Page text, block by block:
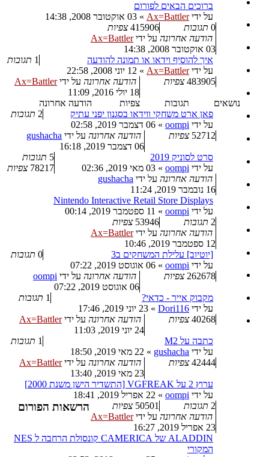
ברוכים הבאים לפורום
על ידיAx=Battler
» 03 אוקטובר 2008, 14:38
0 תגובות 415906 צפיות
הודעה אחרונה על ידיAx=Battler
03 אוקטובר 2008, 14:38
איך להוסיף וידאו או תמונה להודעה
על ידיAx=Battler
» 12 יוני 2008, 22:58
1 תגובות
483905 צפיות הודעה אחרונה על ידיAx=Battler
18 יולי 2016, 11:09
נושאים
תגובות צפיות
הודעה אחרונה
פאן ארט משחקי ווידאו בסגנון יפני עתיק
על ידי oompi
» 06 דצמבר 2019, 02:58
2 תגובות
52712 צפיות הודעה אחרונה על ידי gushacha
06 דצמבר 2019, 16:18
סרט לסוניק 2019
על ידי oompi
» 03 מאי 2019, 02:36
5 תגובות
78217 צפיות
הודעה אחרונה על ידי gushacha
16 נובמבר 2019, 11:24
Nintendo Interactive Retail Store Displays
על ידי oompi
» 11 ספטמבר 2019, 00:14
2 תגובות 53946 צפיות
הודעה אחרונה על ידיAx=Battler
12 ספטמבר 2019, 10:46
[יוטיוב] עלילת המשחקים ב3
על ידי oompi
» 06 אוגוסט 2019, 07:22
0 תגובות
262678 צפיות הודעה אחרונה על ידי oompi
06 אוגוסט 2019, 07:22
מקבוק אייר - כדאי?
על ידי Dori116
» 23 יוני 2019, 17:46
1 תגובות
40268 צפיות הודעה אחרונה על ידיAx=Battler
24 יוני 2019, 11:03
כתבה על M2
על ידי gushacha
» 22 מאי 2019, 18:50
1 תגובות
42444 צפיות הודעה אחרונה על ידיAx=Battler
23 מאי 2019, 13:40
ערוץ 2 על VGFREAK [התשדיר הישן משנת 2000]
על ידי oompi
» 22 אפריל 2019, 18:41
2 תגובות 50501 צפיות
הודעה אחרונה על ידיAx=Battler
23 אפריל 2019, 16:27
ALADDIN של CAMERICA קונסולת הרחבה ל NES
המקורי
הרשאות הפורום